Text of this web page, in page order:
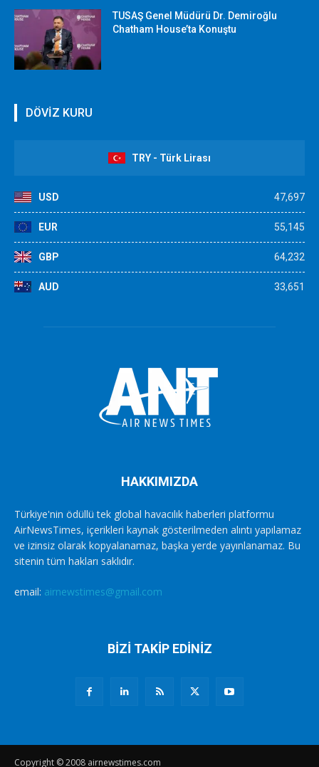
TUSAŞ Genel Müdürü Dr. Demiroğlu
Chatham House’ta Konuştu
DÖVİZ KURU
TRY - Türk Lirası
USD 47,697
EUR 55,145
GBP 64,232
AUD 33,651
HAKKIMIZDA
Türkiye'nin ödüllü tek global havacılık haberleri platformu
AirNewsTimes, içerikleri kaynak gösterilmeden alıntı yapılamaz
ve izinsiz olarak kopyalanamaz, başka yerde yayınlanamaz. Bu
sitenin tüm hakları saklıdır.
email: airnewstimes@gmail.com
BİZİ TAKİP EDİNİZ
Copyright © 2008 airnewstimes.com